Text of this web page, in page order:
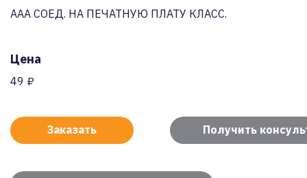
AAA СОЕД. НА ПЕЧАТНУЮ ПЛАТУ КЛАСС.
Цена
49 ₽
Заказать Получить